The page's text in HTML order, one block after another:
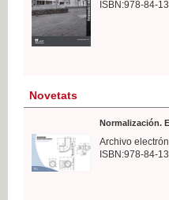
ISBN:978-84-
Novetats
Normalización.
Archivo
ISBN:978-84-